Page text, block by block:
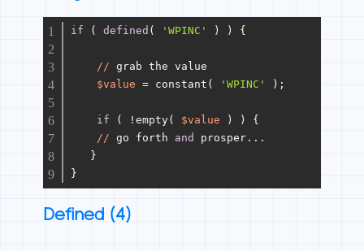
if ( defined ( 'WPINC' ) ) {
// grab the value
$value = constant( 'WPINC' );
if ( !empty( $value ) ) {
// go forth and
prosper...
   }
}
Defined (4)